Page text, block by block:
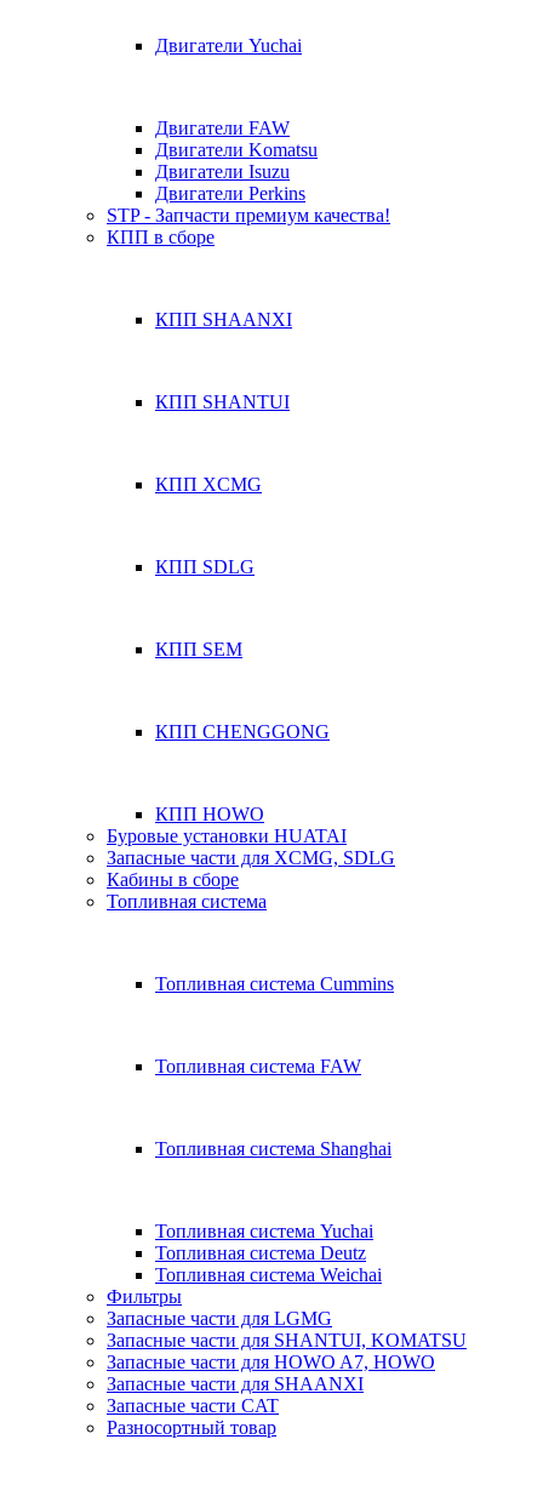
Двигатели Yuchai
Двигатели FAW
Двигатели Komatsu
Двигатели Isuzu
Двигатели Perkins
STP - Запчасти премиум качества!
КПП в сборе
КПП SHAANXI
КПП SHANTUI
КПП XCMG
КПП SDLG
КПП SEM
КПП CHENGGONG
КПП HOWO
Буровые установки HUATAI
Запасные части для XCMG, SDLG
Кабины в сборе
Топливная система
Топливная система Cummins
Топливная система FAW
Топливная система Shanghai
Топливная система Yuchai
Топливная система Deutz
Топливная система Weichai
Фильтры
Запасные части для LGMG
Запасные части для SHANTUI, KOMATSU
Запасные части для HOWO A7, HOWO
Запасные части для SHAANXI
Запасные части CAT
Разносортный товар